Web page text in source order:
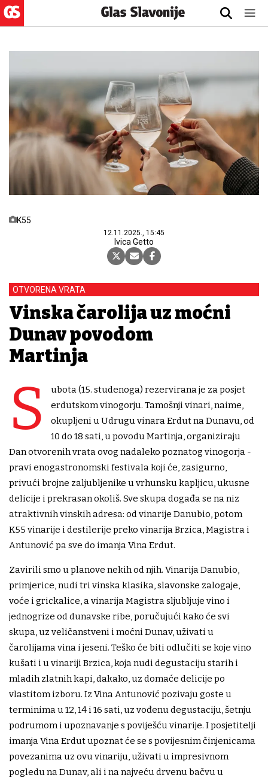
K55
12.11.2025., 15:45
Ivica Getto
OTVORENA VRATA
Vinska čarolija uz moćni
Dunav povodom
Martinja
S
ubota (15. studenoga) rezervirana je za posjet
erdutskom vinogorju. Tamošnji vinari, naime,
okupljeni u Udrugu vinara Erdut na Dunavu, od
10 do 18 sati, u povodu Martinja, organiziraju
Dan otvorenih vrata ovog nadaleko poznatog vinogorja -
pravi enogastronomski festivala koji će, zasigurno,
privući brojne zaljubljenike u vrhunsku kapljicu, ukusne
delicije i prekrasan okoliš. Sve skupa događa se na niz
atraktivnih vinskih adresa: od vinarije Danubio, potom
K55 vinarije i destilerije preko vinarija Brzica, Magistra i
Antunović pa sve do imanja Vina Erdut.
Zavirili smo u planove nekih od njih. Vinarija Danubio,
primjerice, nudi tri vinska klasika, slavonske zalogaje,
voće i grickalice, a vinarija Magistra sljubljuje vino i
jednogrize od dunavske ribe, poručujući kako će svi
skupa, uz veličanstveni i moćni Dunav, uživati u
čarolijama vina i jeseni. Teško će biti odlučiti se koje vino
kušati i u vinariji Brzica, koja nudi degustaciju starih i
mladih zlatnih kapi, dakako, uz domaće delicije po
vlastitom izboru. Iz Vina Antunović pozivaju goste u
terminima u 12, 14 i 16 sati, uz vođenu degustaciju, šetnju
podrumom i upoznavanje s poviješću vinarije. I posjetitelji
imanja Vina Erdut upoznat će se s povijesnim činjenicama
povezanima uz ovu vinariju, uživati u impresivnom
pogledu na Dunav, ali i na najveću drvenu bačvu u